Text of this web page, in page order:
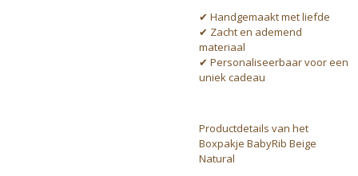
✔ Handgemaakt met liefde
✔ Zacht en ademend
materiaal
✔ Personaliseerbaar voor een
uniek cadeau
Productdetails van het
Boxpakje BabyRib Beige
Natural